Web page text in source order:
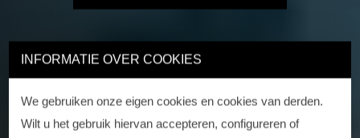
INFORMATIE OVER COOKIES
We gebruiken onze eigen cookies en cookies van derden.
Wilt u het gebruik hiervan accepteren, configureren of